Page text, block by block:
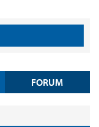
FORUM